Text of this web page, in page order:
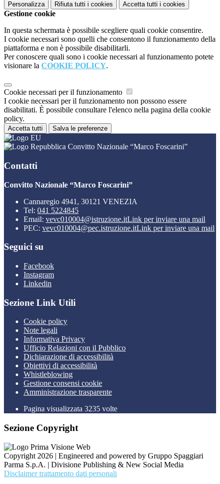
Personalizza Rifiuta tutti i cookies Accetta tutti i cookies
Gestione cookie
In questa schermata è possibile scegliere quali cookie consentire.
I cookie necessari sono quelli che consentono il funzionamento della
piattaforma e non è possibile disabilitarli.
Per conoscere quali sono i cookie necessari al funzionamento potete
visionare la COOKIE POLICY.
Cookie necessari per il funzionamento
I cookie necessari per il funzionamento non possono essere
disabilitati. È possibile consultare l'elenco nella pagina della cookie
policy.
Accetta tutti Salva le preferenze
Convitto Nazionale “Marco Foscarini”
Contatti
Convitto Nazionale “Marco Foscarini”
Cannaregio 4941, 30121 VENEZIA
Tel: 041 5224845
Email: vevc010004@istruzione.itLink per inviare una mail
PEC: vevc010004@pec.istruzione.itLink per inviare una mail
Seguici su
Facebook
Instagram
Linkedin
Sezione Link Utili
Cookie policy
Note legali
Informativa Privacy
Ufficio Relazioni con il Pubblico
Dichiarazione di accessibilità
Obiettivi di accessibilità
Whistleblowing
Gestione consensi cookie
Amministrazione trasparente
Pagina visualizzata 3235 volte
Sezione Copyright
Copyright 2026 | Engineered and powered by Gruppo Spaggiari
Parma S.p.A. | Divisione Publishing & New Social Media
Disclaimer trattamento dati personali